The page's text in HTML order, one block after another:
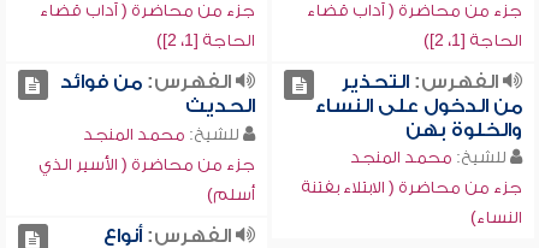
جزء من محاضرة ( آداب قضاء
الحاجة [1، 2])
جزء من محاضرة ( آداب قضاء
الحاجة [1، 2])
الفهرس:التحذير
من الدخول على النساء
والخلوة بهن
للشيخ: محمد المنجد
جزء من محاضرة ( الابتلاء بفتنة
النساء)
الفهرس:من فوائد
الحديث
للشيخ: محمد المنجد
جزء من محاضرة ( الأسير الذي
أسلم)
الفهرس:أنواع